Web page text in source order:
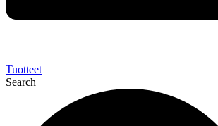
Tuotteet
Search